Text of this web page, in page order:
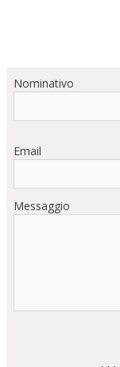
Nominativo
Email
Messaggio